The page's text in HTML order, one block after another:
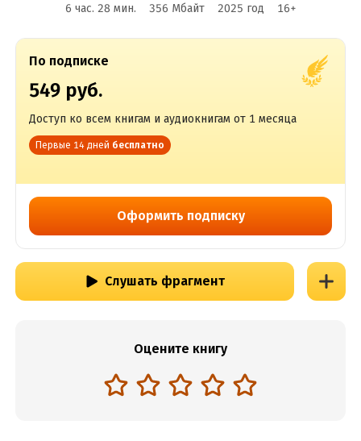
6 час. 28 мин. 356 Мбайт 2025 год 16+
По подписке
549 руб.
Доступ ко всем книгам и аудиокнигам от 1 месяца
Первые 14 дней бесплатно
Оформить подписку
Слушать фрагмент
Оцените книгу